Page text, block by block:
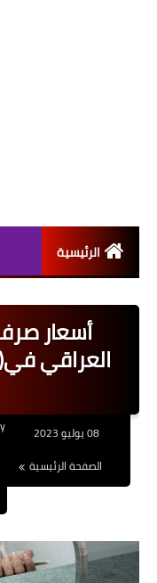
الرئيسية
أسعار صرف
العراقي في(
08 يوليو 2023
الصفحة الرئيسية